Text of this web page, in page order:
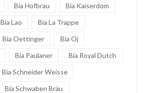
Bia Hofbrau
Bia Kaiserdom
Bia Lao
Bia La Trappe
Bia Oettinger
Bia Oj
Bia Paulaner
Bia Royal Dutch
Bia Schneider Weisse
Bia Schwaben Bräu